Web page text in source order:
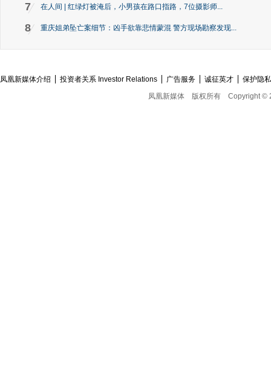
7 在人间 | 红绿灯被淹后，小男孩在路口指路，7位摄影师...
8 重庆姐弟坠亡案细节：凶手欲靠悲情蒙混 警方现场勘察发现...
凤凰新媒体介绍 投资者关系 Investor Relations 广告服务 诚征英才
保护隐
凤凰新媒体
版权所有 Copyright ©